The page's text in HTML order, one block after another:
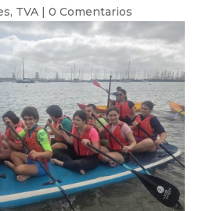
, TVA |0 Comentarios